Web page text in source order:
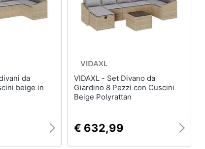
beige in
VIDAXL - Set Divano da
Giardino 8 Pezzi con Cuscini
Beige Polyrattan
€ 632,99